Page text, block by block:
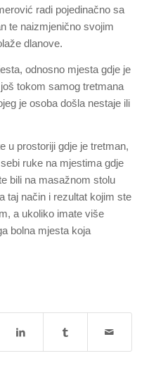
radi pojedinačno sa
te naizmjenično svojim
dlanove.
odnosno mjesta gdje je
tokom samog tretmana
je osoba došla nestaje ili
u prostoriji gdje je tretman,
ruke na mjestima gdje
bili na masažnom stolu
taj način i rezultat kojim ste
a ukoliko imate više
bolna mjesta koja